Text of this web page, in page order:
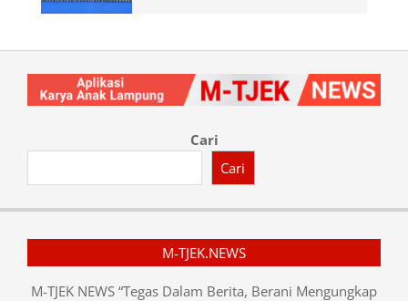
Cari
Cari
M-TJEK.NEWS
M-TJEK NEWS “Tegas Dalam Berita, Berani Mengungkap